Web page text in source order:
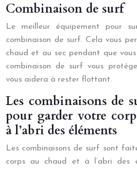
Combinaison de surf
Le meilleur équipement pour
combinaison de surf. Cela vous
chaud et au sec pendant que
combinaison de surf vous
vous aidera à rester flottant.
Les combinaisons de
pour garder votre
à l’abri des éléments
Les combinaisons de surf sont
corps au chaud et à l’abri des